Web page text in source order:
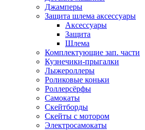
Джамперы
Защита шлема аксессуары
Аксессуары
Защита
Шлема
Комплектующие зап. части
Кузнечики-прыгалки
Лыжероллеры
Роликовые коньки
Роллерсёрфы
Самокаты
Скейтборды
Скейты с мотором
Электросамокаты